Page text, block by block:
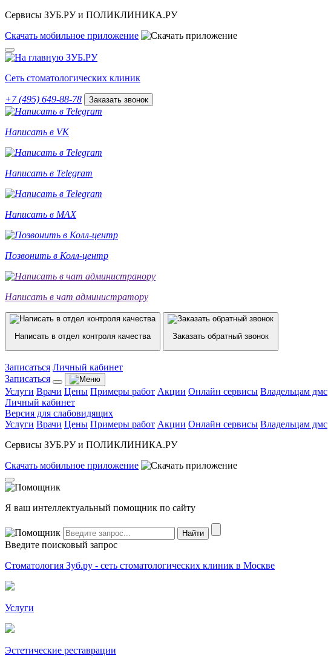
Сервисы ЗУБ.РУ и ПОЛИКЛИНИКА.РУ
Скачать мобильное приложение
Сеть стоматологических клиник
+7 (495) 649-88-78 Заказать звонок
Написать в VK
Написать в Telegram
Написать в MAX
Позвонить в Колл-центр
Написать в чат администратору
Написать в отдел контроля качества Заказать обратный звонок
Записаться Личный кабинет
Записаться
Услуги Врачи Цены Примеры работ Акции Онлайн сервисы Владельцам дмс
Личный кабинет
Версия для слабовидящих
Услуги Врачи Цены Примеры работ Акции Онлайн сервисы Владельцам дмс
Сервисы ЗУБ.РУ и ПОЛИКЛИНИКА.РУ
Скачать мобильное приложение
Я ваш интеллектуальный помощник по сайту
Введите поисковый запрос
Стоматология Зуб.ру - сеть стоматологических клиник в Москве
Услуги
Эстетические реставрации